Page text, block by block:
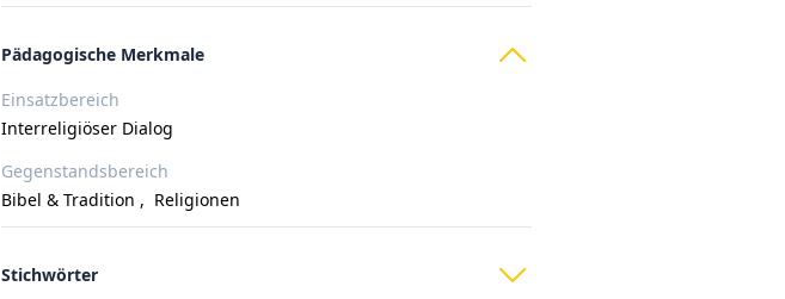
Pädagogische Merkmale
Einsatzbereich
Interreligiöser Dialog
Gegenstandsbereich
Bibel & Tradition , Religionen
Stichwörter